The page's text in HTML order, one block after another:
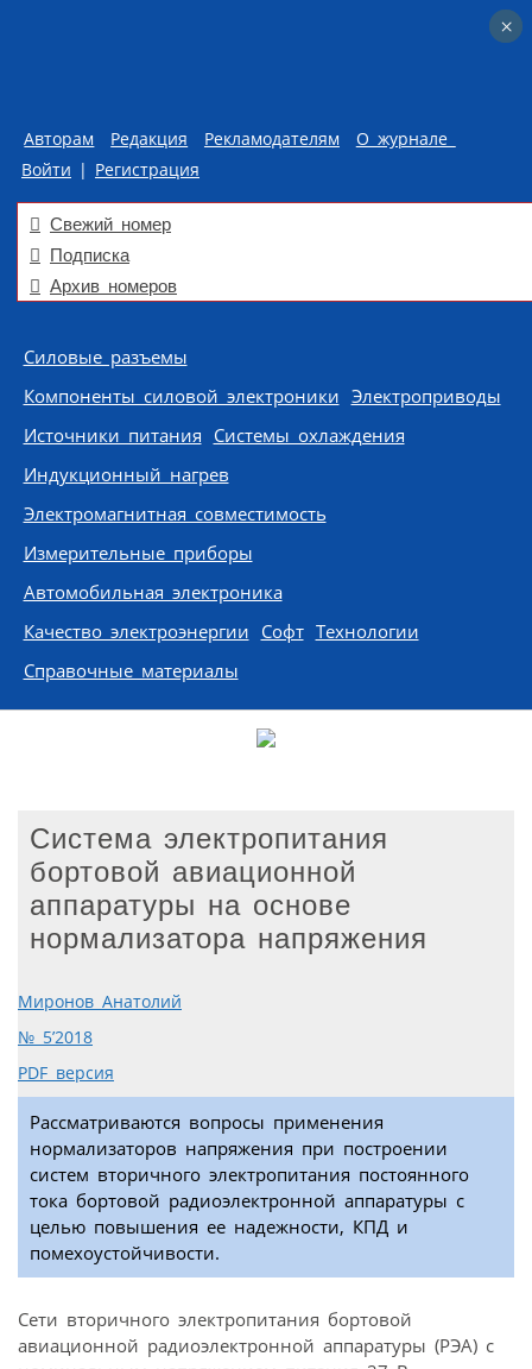
Авторам Редакция Рекламодателям
О журнале
Войти | Регистрация
Свежий номер
Подписка
Архив номеров
Skip to content
Силовые разъемы
Компоненты силовой электроники Электроприводы
Источники питания Системы охлаждения
Индукционный нагрев
Электромагнитная совместимость
Измерительные приборы
Автомобильная электроника
Качество электроэнергии Софт Технологии
Справочные материалы
Система электропитания
бортовой авиационной
аппаратуры на основе
нормализатора напряжения
Миронов Анатолий
№ 5’2018
PDF версия
Рассматриваются вопросы применения
нормализаторов напряжения при построении
систем вторичного электропитания постоянного
тока бортовой радиоэлектронной аппаратуры с
целью повышения ее надежности, КПД и
помехоустойчивости.
Сети вторичного электропитания бортовой
авиационной радиоэлектронной аппаратуры (РЭА) с
×
×